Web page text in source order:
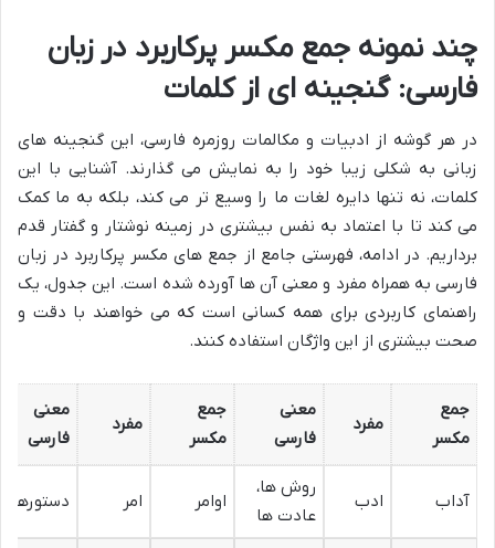
چند نمونه جمع مکسر پرکاربرد در زبان
فارسی: گنجینه ای از کلمات
در هر گوشه از ادبیات و مکالمات روزمره فارسی، این گنجینه های
زبانی به شکلی زیبا خود را به نمایش می گذارند. آشنایی با این
کلمات، نه تنها دایره لغات ما را وسیع تر می کند، بلکه به ما کمک
می کند تا با اعتماد به نفس بیشتری در زمینه نوشتار و گفتار قدم
برداریم. در ادامه، فهرستی جامع از جمع های مکسر پرکاربرد در زبان
فارسی به همراه مفرد و معنی آن ها آورده شده است. این جدول، یک
راهنمای کاربردی برای همه کسانی است که می خواهند با دقت و
صحت بیشتری از این واژگان استفاده کنند.
جمع
مکسر
مفرد
معنی
فارسی
جمع
مکسر
مفرد
معنی
فارسی
آداب ادب
روش ها،
عادت ها
اوامر امر دستورها